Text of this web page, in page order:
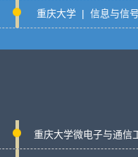
重庆大学 | 信息与信
重庆大学微电子与通信